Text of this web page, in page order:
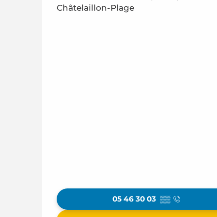
Châtelaillon-Plage
05 46 30 03 ▒▒